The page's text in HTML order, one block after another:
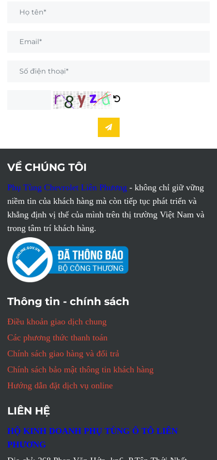
VỀ CHÚNG TÔI
Phụ Tùng Chevrolet Liên Phương - không chỉ giữ vững
niềm tin của khách hàng mà còn tiếp tục phát triển và
khẳng định vị thế của mình trên thị trường Việt Nam và
trong tâm trí khách hàng.
Thông tin - chính sách
Điều khoản giao dịch chung
Các phương thức thanh toán
Chính sách giao hàng và đổi trả
Chính sách bảo mật thông tin khách hàng
Hướng dẫn đặt dịch vụ online
LIÊN HỆ
HỘ KINH DOANH PHỤ TÙNG Ô TÔ LIÊN
PHƯƠNG